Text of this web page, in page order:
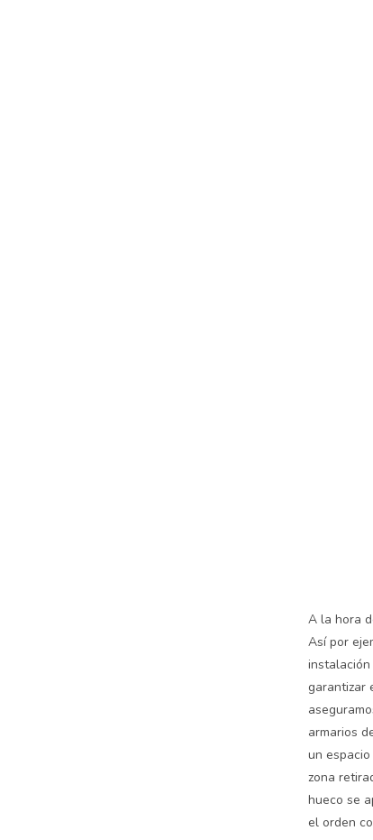
A la hora
Así por
garantizar
armarios
un
zona
hueco se
el orden